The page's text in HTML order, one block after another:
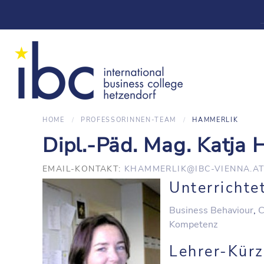
HOME PROFESSORINNEN-TEAM HAMMERLIK
Dipl.-Päd. Mag. Katja
EMAIL-KONTAKT: KHAMMERLIK@IBC-VIENNA.AT
Business Behaviour,
Kompetenz
Lehrer-